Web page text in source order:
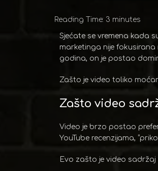
Reading Time: 3 minutes
Sjećate se vremena kada
marketinga nije
godina, on je postao
Zašto je video toliko
Zašto video
Video je brzo postao
YouTube recenzijama,
Evo zašto je video